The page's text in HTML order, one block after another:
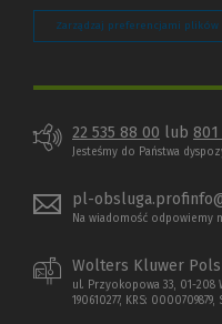
Zarządzaj preferencjami
22 535 88 00 lub
Jesteśmy do Państwa
pl-
Na wiadomość odpowiemy
Wolters Kluwer
ul. Przyokopowa 33, 01-208
190610277, KRS: